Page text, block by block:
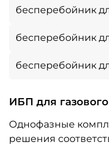
бесперебойник
бесперебойник
бесперебойник
ИБП для
Однофазные
решения